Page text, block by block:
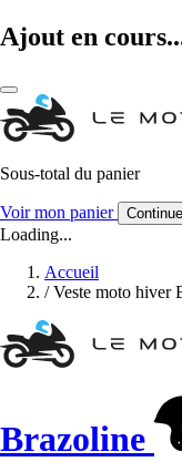
Ajout en
Sous-total du panier
Voir mon panier
Loading...
Accueil
/ Veste moto hiver
Brazoline